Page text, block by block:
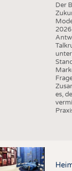
PUBLIKATIONEN
Der
es,